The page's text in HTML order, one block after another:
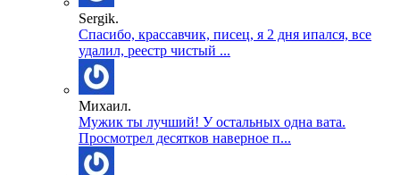
Sergik.
Спасибо, крассавчик, писец, я 2 дня ипался, все
удалил, реестр чистый ...
Михаил.
Мужик ты лучший! У остальных одна вата.
Просмотрел десятков наверное п...